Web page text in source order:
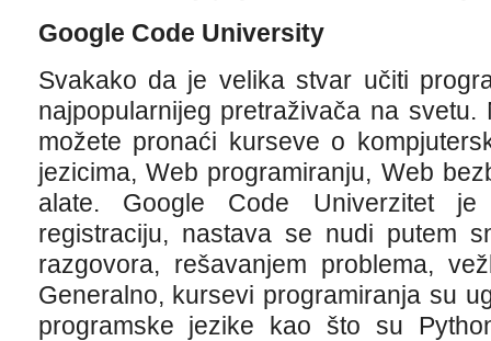
Google Code University
Svakako da je velika stvar učiti
najpopularnijeg pretraživača na
možete pronaći kurseve o
jezicima, Web programiranju, Web
alate. Google Code Univerzitet
registraciju, nastava se nudi putem
razgovora, rešavanjem problema,
Generalno, kursevi programiranja su
programske jezike kao što su